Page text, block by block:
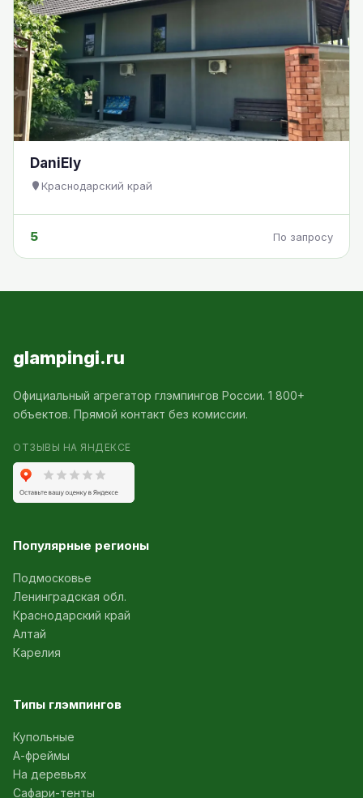
DaniEly
Краснодарский край
5 По запросу
glampingi.ru
Официальный агрегатор глэмпингов России. 1 800+
объектов. Прямой контакт без комиссии.
ОТЗЫВЫ НА ЯНДЕКСЕ
Популярные регионы
Подмосковье
Ленинградская обл.
Краснодарский край
Алтай
Карелия
Типы глэмпингов
Купольные
А-фреймы
На деревьях
Сафари-тенты